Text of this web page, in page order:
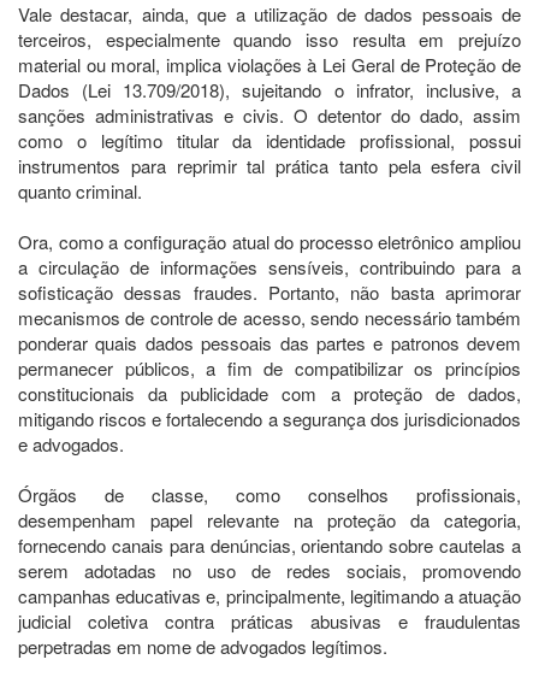
Vale destacar, ainda, que a utilização de dados pessoais de
terceiros, especialmente quando isso resulta em prejuízo
material ou moral, implica violações à Lei Geral de Proteção de
Dados (Lei 13.709/2018), sujeitando o infrator, inclusive, a
sanções administrativas e civis. O detentor do dado, assim
como o legítimo titular da identidade profissional, possui
instrumentos para reprimir tal prática tanto pela esfera civil
quanto criminal.
Ora, como a configuração atual do processo eletrônico ampliou
a circulação de informações sensíveis, contribuindo para a
sofisticação dessas fraudes. Portanto, não basta aprimorar
mecanismos de controle de acesso, sendo necessário também
ponderar quais dados pessoais das partes e patronos devem
permanecer públicos, a fim de compatibilizar os princípios
constitucionais da publicidade com a proteção de dados,
mitigando riscos e fortalecendo a segurança dos jurisdicionados
e advogados.
Órgãos de classe, como conselhos profissionais,
desempenham papel relevante na proteção da categoria,
fornecendo canais para denúncias, orientando sobre cautelas a
serem adotadas no uso de redes sociais, promovendo
campanhas educativas e, principalmente, legitimando a atuação
judicial coletiva contra práticas abusivas e fraudulentas
perpetradas em nome de advogados legítimos.